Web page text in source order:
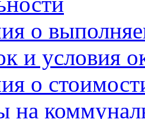
о
и условия
о
на